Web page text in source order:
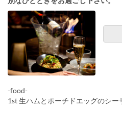
-food-
1st 生ハムとポーチドエッグのシー